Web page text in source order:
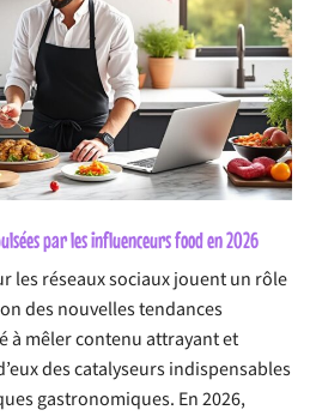
par les influenceurs food en 2026
les réseaux sociaux jouent un rôle
des nouvelles tendances
à mêler contenu attrayant et
des catalyseurs indispensables
gastronomiques. En 2026,